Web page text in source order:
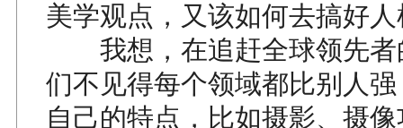
美学观点，又该如何去搞好
我想，在追赶全球领先者
们不见得每个领域都比别人
自己的特点，比如摄影、摄